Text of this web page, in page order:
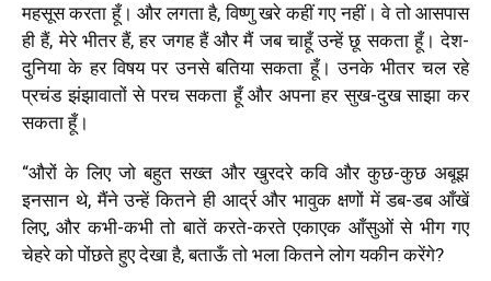
महसूस करता हूँ। और लगता है, विष्णु खरे कहीं गए नहीं। वे तो आसपास
ही हैं, मेरे भीतर हैं, हर जगह हैं और मैं जब चाहूँ उन्हें छू सकता हूँ। देश-
दुनिया के हर विषय पर उनसे बतिया सकता हूँ। उनके भीतर चल रहे
प्रचंड झंझावातों से परच सकता हूँ और अपना हर सुख-दुख साझा कर
सकता हूँ।
“औरों के लिए जो बहुत सख्त और खुरदरे कवि और कुछ-कुछ अबूझ
इनसान थे, मैंने उन्हें कितने ही आर्द्र और भावुक क्षणों में डब-डब आँखें
लिए, और कभी-कभी तो बातें करते-करते एकाएक आँसुओं से भीग गए
चेहरे को पोंछते हुए देखा है, बताऊँ तो भला कितने लोग यकीन करेंगे?